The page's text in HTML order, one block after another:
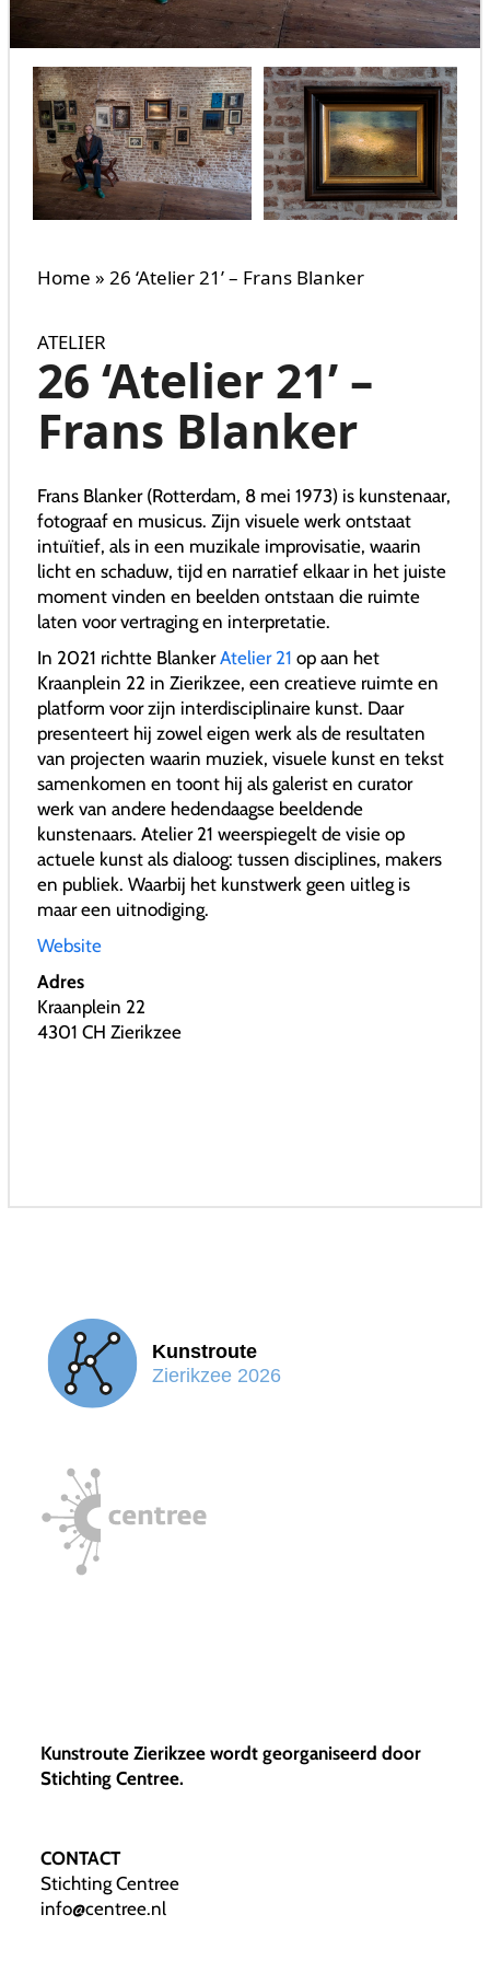
Home »26 ‘Atelier 21’ – Frans Blanker
ATELIER
26 ‘Atelier 21’ –
Frans Blanker
Frans Blanker (Rotterdam, 8 mei 1973) is kunstenaar,
fotograaf en musicus. Zijn visuele werk ontstaat
intuïtief, als in een muzikale improvisatie, waarin
licht en schaduw, tijd en narratief elkaar in het juiste
moment vinden en beelden ontstaan die ruimte
laten voor vertraging en interpretatie.
In 2021 richtte BlankerAtelier 21 op aan het
Kraanplein 22 in Zierikzee, een creatieve ruimte en
platform voor zijn interdisciplinaire kunst. Daar
presenteert hij zowel eigen werk als de resultaten
van projecten waarin muziek, visuele kunst en tekst
samenkomen en toont hij als galerist en curator
werk van andere hedendaagse beeldende
kunstenaars. Atelier 21 weerspiegelt de visie op
actuele kunst als dialoog: tussen disciplines, makers
en publiek. Waarbij het kunstwerk geen uitleg is
maar een uitnodiging.
Website
Adres
Kraanplein 22
4301 CH Zierikzee
Kunstroute Zierikzee wordt georganiseerd door
Stichting Centree.
CONTACT
Stichting Centree
info@centree.nl